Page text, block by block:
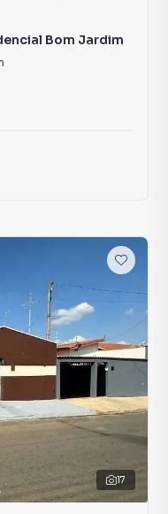
Bom Jardim
17